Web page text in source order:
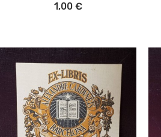
1,00 €